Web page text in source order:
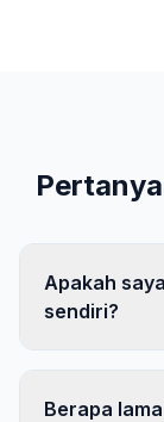
Apakah
sendiri?
Berapa